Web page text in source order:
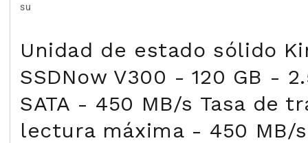
su
Unidad de estado sólido
SSDNow V300 - 120 GB -
SATA - 450 MB/s Tasa de
lectura máxima - 450 MB/